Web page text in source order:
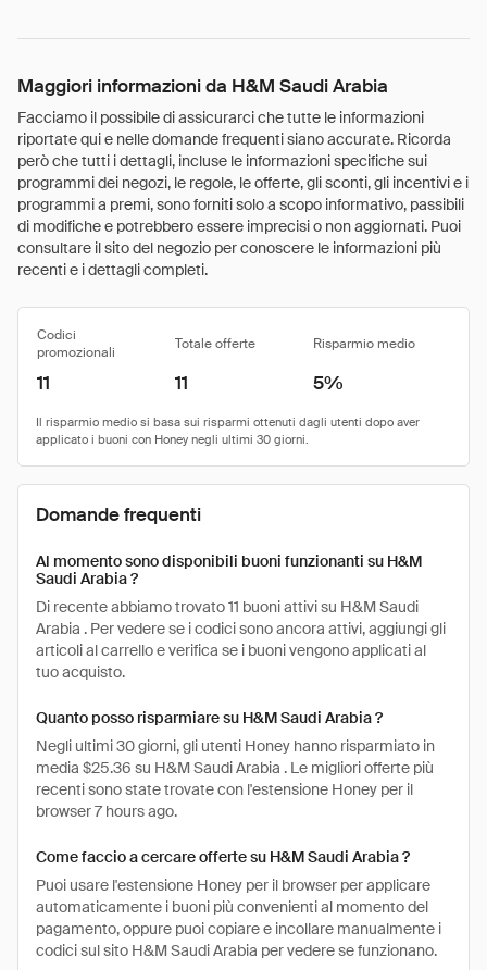
Maggiori informazioni da H&M Saudi Arabia
Facciamo il possibile di assicurarci che tutte le informazioni
riportate qui e nelle domande frequenti siano accurate. Ricorda
però che tutti i dettagli, incluse le informazioni specifiche sui
programmi dei negozi, le regole, le offerte, gli sconti, gli incentivi e i
programmi a premi, sono forniti solo a scopo informativo, passibili
di modifiche e potrebbero essere imprecisi o non aggiornati. Puoi
consultare il sito del negozio per conoscere le informazioni più
recenti e i dettagli completi.
Codici
promozionali
Totale offerte Risparmio medio
11 11 5%
Domande frequenti
Al momento sono disponibili buoni funzionanti su H&M
Saudi Arabia ?
Di recente abbiamo trovato 11 buoni attivi su H&M Saudi
Arabia . Per vedere se i codici sono ancora attivi, aggiungi gli
articoli al carrello e verifica se i buoni vengono applicati al
tuo acquisto.
Quanto posso risparmiare su H&M Saudi Arabia ?
Negli ultimi 30 giorni, gli utenti Honey hanno risparmiato in
media $25.36 su H&M Saudi Arabia . Le migliori offerte più
recenti sono state trovate con l'estensione Honey per il
browser 7 hours ago.
Come faccio a cercare offerte su H&M Saudi Arabia ?
Puoi usare l'estensione Honey per il browser per applicare
automaticamente i buoni più convenienti al momento del
pagamento, oppure puoi copiare e incollare manualmente i
codici sul sito H&M Saudi Arabia per vedere se funzionano.